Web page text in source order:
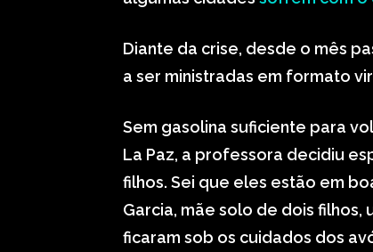
Diante da crise, desde o mês
a ser ministradas em formato
Sem gasolina suficiente para
La Paz, a professora decidiu
filhos. Sei que eles estão em
Garcia, mãe solo de dois filhos,
ficaram sob os cuidados dos